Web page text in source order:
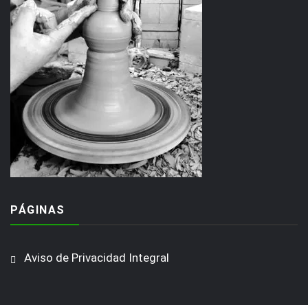
PÁGINAS
Aviso de Privacidad Integral